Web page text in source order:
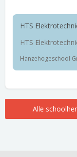
HTS
HTS
Hanzehogeschool
Alle